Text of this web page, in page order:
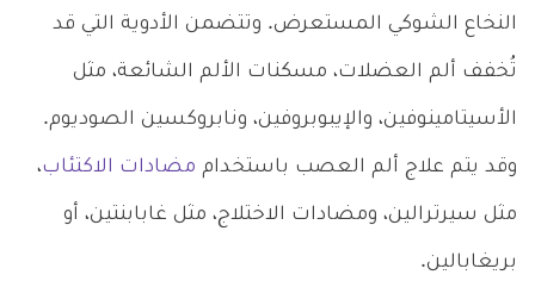
النخاع الشوكي المستعرض. وتتضمن الأدوية التي قد
تُخفف ألم العضلات، مسكنات الألم الشائعة، مثل
الأسيتامينوفين، والإيبوبروفين، ونابروكسين الصوديوم.
وقد يتم علاج ألم العصب باستخدام مضادات الاكتئاب،
مثل سيرترالين، ومضادات الاختلاج، مثل غابابنتين، أو
بريغابالين.